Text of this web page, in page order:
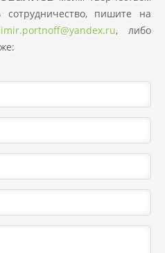
пишите на
, либо